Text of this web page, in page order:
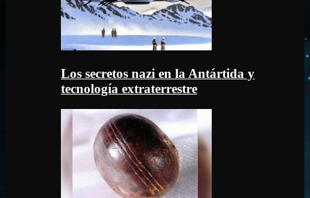
Los secretos nazi en la Antártida y
tecnología extraterrestre